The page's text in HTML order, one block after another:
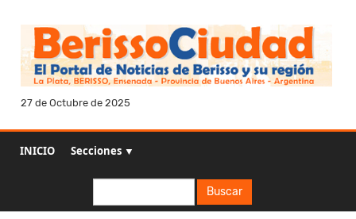
27 de Octubre de 2025
INICIO Secciones ▼
Buscar